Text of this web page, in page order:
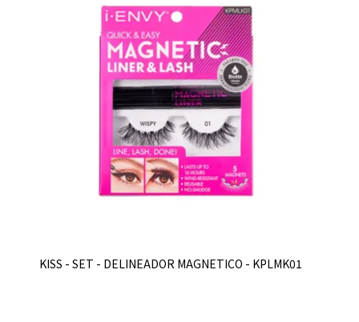
KISS - SET - DELINEADOR MAGNETICO - KPLMK01